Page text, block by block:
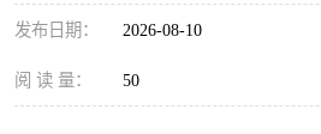
发布日期： 2026-08-10
阅 读 量： 50